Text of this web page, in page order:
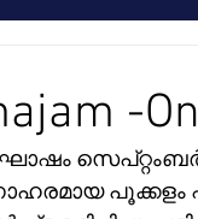
-
പൂക്കളം